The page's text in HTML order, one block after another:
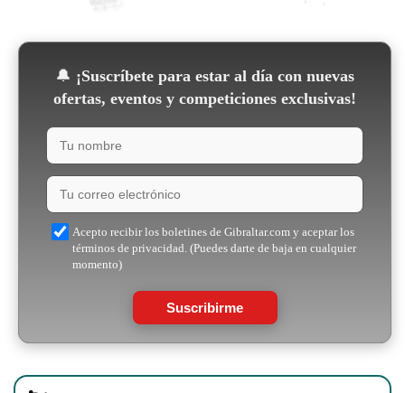
🔔 ¡Suscríbete para estar al día con nuevas
ofertas, eventos y competiciones exclusivas!
Acepto recibir los boletines de Gibraltar.com y aceptar los
términos de privacidad. (Puedes darte de baja en cualquier
momento)
Suscribirme